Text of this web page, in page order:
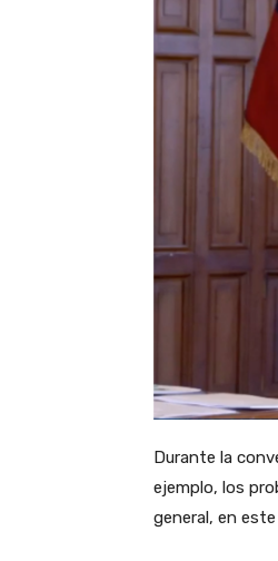
Durante la
ejemplo, los
general, en